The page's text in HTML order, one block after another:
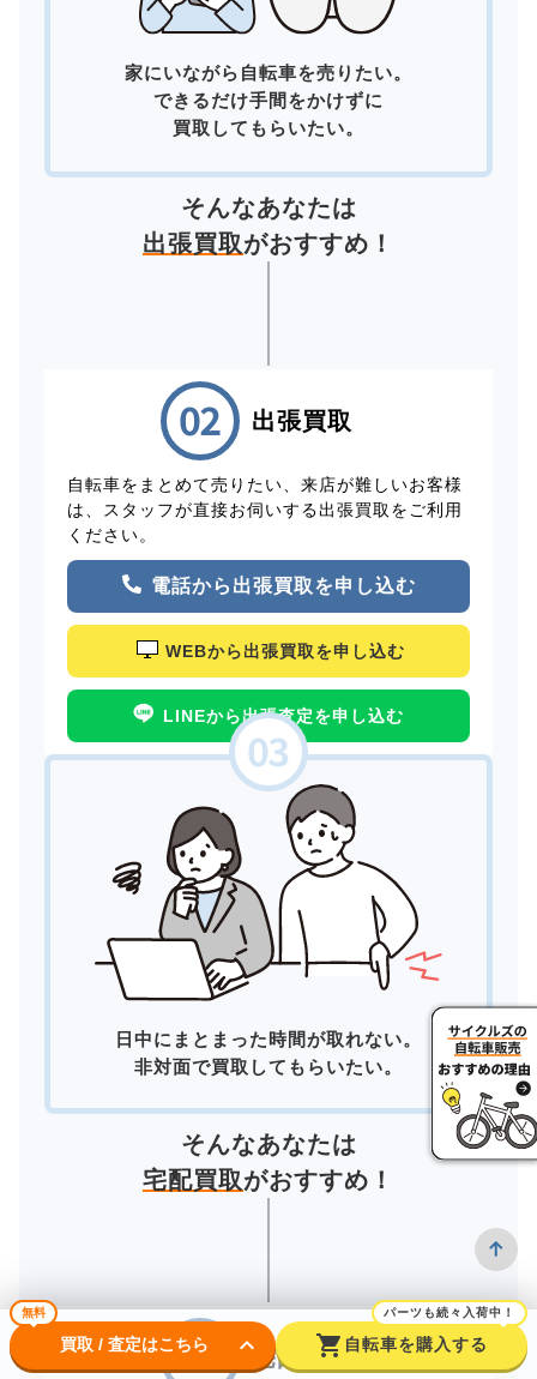
家にいながら自転車を売りたい。
できるだけ手間をかけずに
買取してもらいたい。
そんなあなたは
出張買取がおすすめ！
出張買取
自転車をまとめて売りたい、来店が難しいお客様
は、スタッフが直接お伺いする出張買取をご利用
ください。
電話から出張買取を申し込む
WEBから出張買取を申し込む
LINEから出張査定を申し込む
日中にまとまった時間が取れない。
非対面で買取してもらいたい。
そんなあなたは
宅配買取がおすすめ！
宅配買取
無料
買取 / 査定はこちら keyboard_arrow_down shopping_cart
パーツも続々入荷中！
自転車を購入する